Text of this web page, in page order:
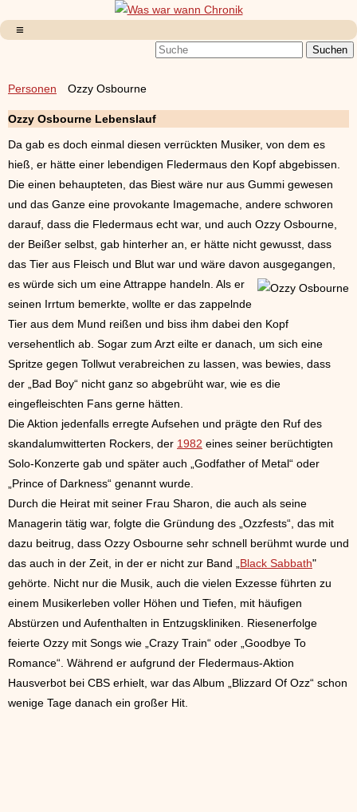
Personen Ozzy Osbourne
Ozzy Osbourne Lebenslauf
Da gab es doch einmal diesen verrückten Musiker, von dem es
hieß, er hätte einer lebendigen Fledermaus den Kopf abgebissen.
Die einen behaupteten, das Biest wäre nur aus Gummi gewesen
und das Ganze eine provokante Imagemache, andere schworen
darauf, dass die Fledermaus echt war, und auch Ozzy Osbourne,
der Beißer selbst, gab hinterher an, er hätte nicht gewusst, dass
das Tier aus Fleisch und Blut war und wäre davon ausgegangen,
es würde sich um eine Attrappe handeln. Als er
seinen Irrtum bemerkte, wollte er das zappelnde
Tier aus dem Mund reißen und biss ihm dabei den Kopf
versehentlich ab. Sogar zum Arzt eilte er danach, um sich eine
Spritze gegen Tollwut verabreichen zu lassen, was bewies, dass
der „Bad Boy“ nicht ganz so abgebrüht war, wie es die
eingefleischten Fans gerne hätten.
Die Aktion jedenfalls erregte Aufsehen und prägte den Ruf des
skandalumwitterten Rockers, der 1982 eines seiner berüchtigten
Solo-Konzerte gab und später auch „Godfather of Metal“ oder
„Prince of Darkness“ genannt wurde.
Durch die Heirat mit seiner Frau Sharon, die auch als seine
Managerin tätig war, folgte die Gründung des „Ozzfests“, das mit
dazu beitrug, dass Ozzy Osbourne sehr schnell berühmt wurde und
das auch in der Zeit, in der er nicht zur Band „Black Sabbath"
gehörte. Nicht nur die Musik, auch die vielen Exzesse führten zu
einem Musikerleben voller Höhen und Tiefen, mit häufigen
Abstürzen und Aufenthalten in Entzugskliniken. Riesenerfolge
feierte Ozzy mit Songs wie „Crazy Train“ oder „Goodbye To
Romance“. Während er aufgrund der Fledermaus-Aktion
Hausverbot bei CBS erhielt, war das Album „Blizzard Of Ozz“ schon
wenige Tage danach ein großer Hit.